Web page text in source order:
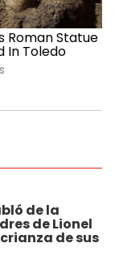
de la
de Lionel
de sus